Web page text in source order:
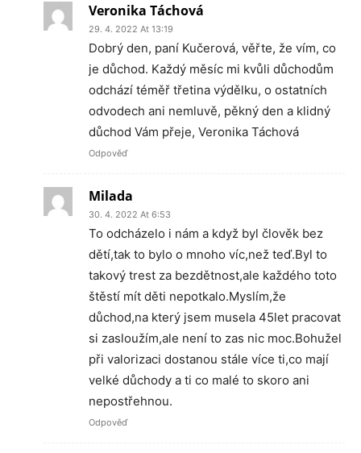
Veronika Táchová
29. 4. 2022 At 13:19
Dobrý den, paní Kučerová, věřte, že vím, co
je důchod. Každý měsíc mi kvůli důchodům
odchází téměř třetina výdělku, o ostatních
odvodech ani nemluvě, pěkný den a klidný
důchod Vám přeje, Veronika Táchová
Odpověď
Milada
30. 4. 2022 At 6:53
To odcházelo i nám a když byl člověk bez
dětí,tak to bylo o mnoho víc,než teď.Byl to
takový trest za bezdětnost,ale každého toto
štěstí mít děti nepotkalo.Myslím,že
důchod,na který jsem musela 45let pracovat
si zasloužím,ale není to zas nic moc.Bohužel
při valorizaci dostanou stále více ti,co mají
velké důchody a ti co malé to skoro ani
nepostřehnou.
Odpověď